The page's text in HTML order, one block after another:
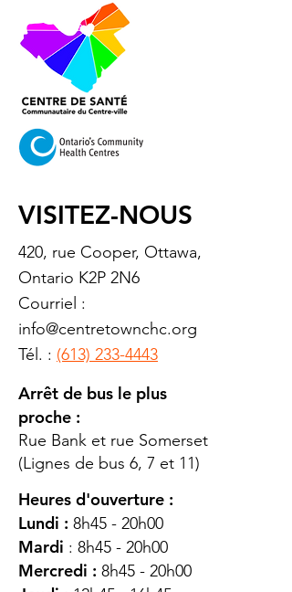
VISITEZ-NOUS
420, rue Cooper, Ottawa,
Ontario K2P 2N6
Courriel :
info@centretownchc.org
Tél. : (613) 233-4443
Arrêt de bus le plus
proche :
Rue Bank et rue Somerset
(Lignes de bus 6, 7 et 11)
Heures d'ouverture :
Lundi : 8h45 - 20h00
Mardi : 8h45 - 20h00
Mercredi : 8h45 - 20h00